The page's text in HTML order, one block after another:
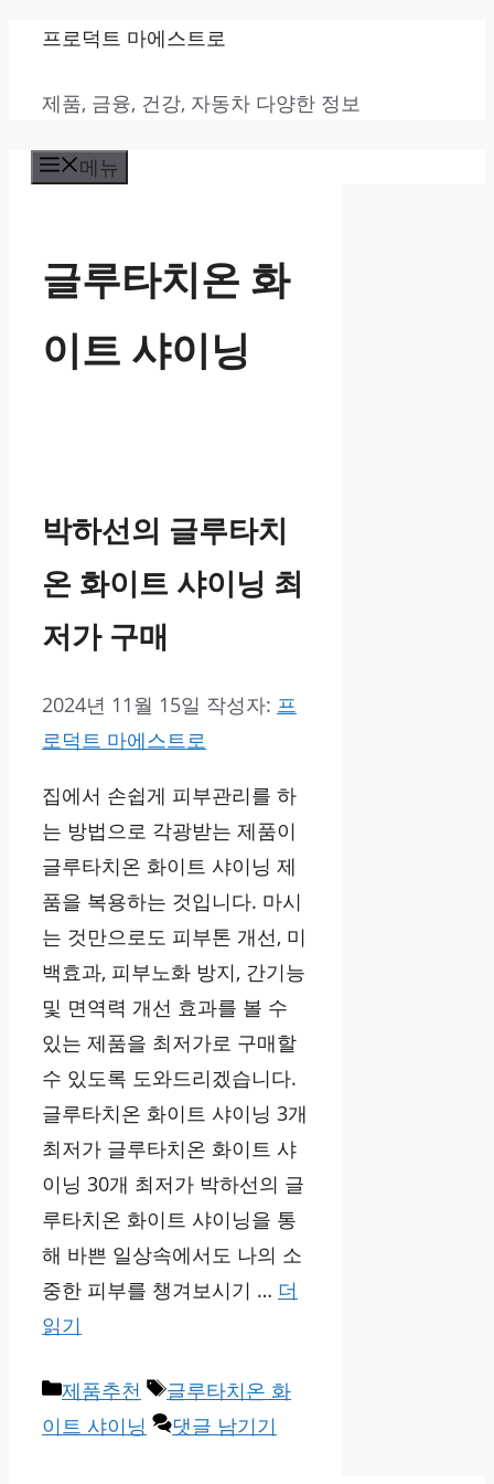
프로덕트 마에스트로
제품, 금융, 건강, 자동차 다양한 정보
메뉴
글루타치온 화
이트 샤이닝
박하선의 글루타치
온 화이트 샤이닝 최
저가 구매
2024년 11월 15일 작성자: 프
로덕트 마에스트로
집에서 손쉽게 피부관리를 하
는 방법으로 각광받는 제품이
글루타치온 화이트 샤이닝 제
품을 복용하는 것입니다. 마시
는 것만으로도 피부톤 개선, 미
백효과, 피부노화 방지, 간기능
및 면역력 개선 효과를 볼 수
있는 제품을 최저가로 구매할
수 있도록 도와드리겠습니다.
글루타치온 화이트 샤이닝 3개
최저가 글루타치온 화이트 샤
이닝 30개 최저가 박하선의 글
루타치온 화이트 샤이닝을 통
해 바쁜 일상속에서도 나의 소
중한 피부를 챙겨보시기 … 더
읽기
카
테
제품추천
태
그
글루타치온 화
이트 샤이닝
댓글 남기기